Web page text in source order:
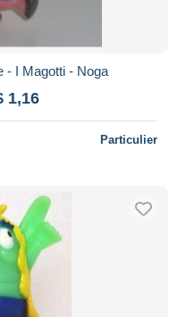
- I Magotti - Noga
1,16
Particulier